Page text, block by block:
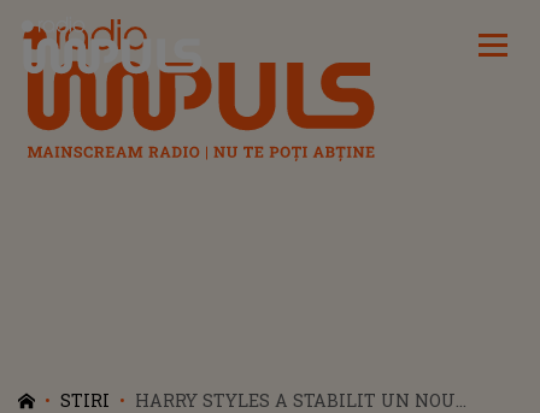
Radio Impuls
STIRI
HARRY STYLES A STABILIT UN NOU